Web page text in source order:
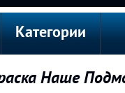
Категории
Наше